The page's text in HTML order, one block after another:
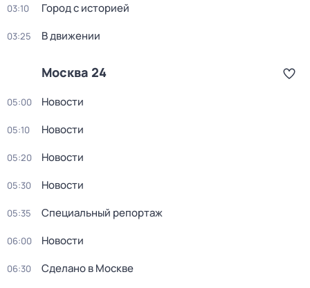
03:10 Город с историей
03:25 В движении
Москва 24
05:00 Новости
05:10 Новости
05:20 Новости
05:30 Новости
05:35 Специальный репортаж
06:00 Новости
06:30 Сделано в Москве